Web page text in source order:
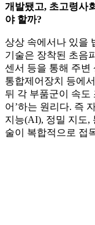
개발됐고, 초고령사
야 할까?
상상 속에서나 있을
기술은 장착된 초음
센서 등을 통해 주변
통합제어장치 등에
뒤 각 부품군이 속도
어’하는 원리다. 즉
지능(AI), 정밀 지도,
술이 복합적으로 접